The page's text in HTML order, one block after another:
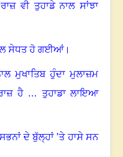
ਵੀ ਤੁਹਾਡੇ ਨਾਲ ਸਾਂਝਾ
ਸੇਧਤ ਹੋ ਗਈਆਂ।
ਮੁਖਾਤਿਬ ਹੁੰਦਾ ਮੁਲਾਜ਼ਮ
ਹੈ … ਤੁਹਾਡਾ ਲਾਇਆ
ਸਭਨਾਂ ਦੇ ਬੁੱਲ੍ਹਾਂ ’ਤੇ ਹਾਸੇ ਸਨ